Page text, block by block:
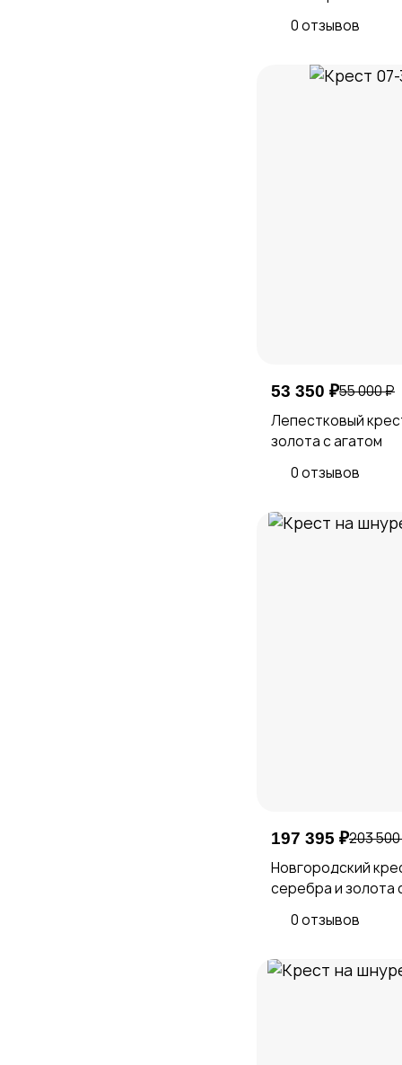
0 отзывов
53 350 ₽55 000 ₽
Лепестковый
золота с агатом
0 отзывов
197 395 ₽203
Новгородский
серебра и золота
0 отзывов